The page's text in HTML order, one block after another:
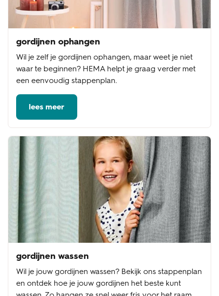
gordijnen ophangen
Wil je zelf je gordijnen ophangen, maar weet je niet
waar te beginnen? HEMA helpt je graag verder met
een eenvoudig stappenplan.
lees meer
gordijnen wassen
Wil je jouw gordijnen wassen? Bekijk ons stappenplan
en ontdek hoe je jouw gordijnen het beste kunt